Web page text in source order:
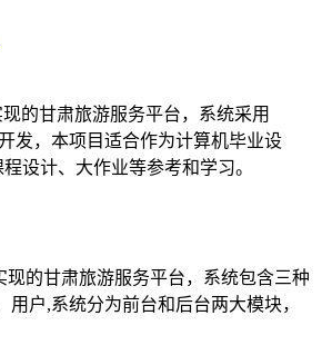
的甘肃旅游服务平台，系统采用
发，本项目适合作为计算机毕业设
设计、大作业等参考和学习。
现的甘肃旅游服务平台，系统包含三种
用户,系统分为前台和后台两大模块，